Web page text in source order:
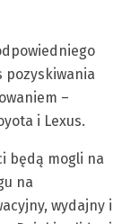
pozyskiwania
–
i Lexus.
będą mogli na
na
wydajny i